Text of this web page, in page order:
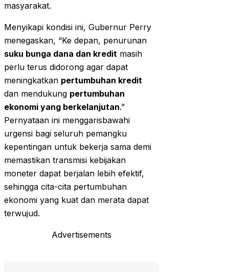
masyarakat.
Menyikapi kondisi ini, Gubernur Perry
menegaskan, “Ke depan, penurunan
suku bunga dana dan kredit masih
perlu terus didorong agar dapat
meningkatkan pertumbuhan kredit
dan mendukung pertumbuhan
ekonomi yang berkelanjutan.”
Pernyataan ini menggarisbawahi
urgensi bagi seluruh pemangku
kepentingan untuk bekerja sama demi
memastikan transmisi kebijakan
moneter dapat berjalan lebih efektif,
sehingga cita-cita pertumbuhan
ekonomi yang kuat dan merata dapat
terwujud.
Advertisements